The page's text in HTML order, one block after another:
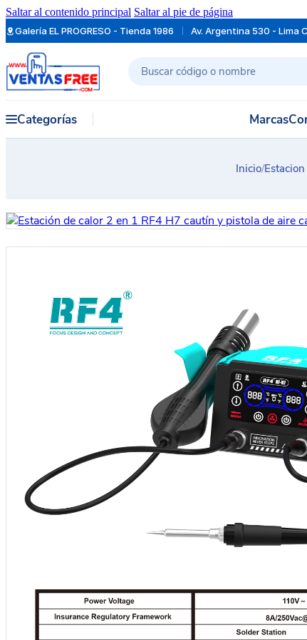
Saltar al contenido principal Saltar al pie de página
Galería EL PROGRESO - Tienda 1986 Av. Argentina 530 - Lima
Buscar
Categorías Marcas
Inicio/